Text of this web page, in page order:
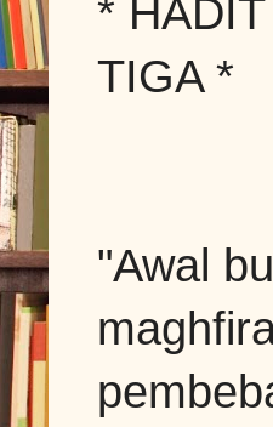
*
TIGA *
"Awal